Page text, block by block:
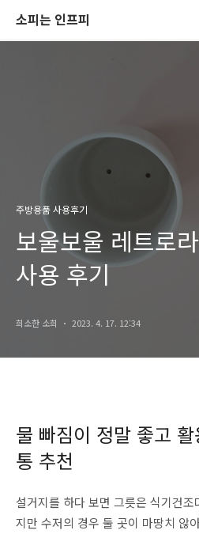
소피는 인프피
주방용품 사용후기
보울보울 레트로
사용 후기
희소한 소희 2023. 4. 17. 12:34
물 빠짐이 정말 좋고
통 추천
설거지를 하다 보면 그릇은 식기건
지만 수저의 경우 둘 곳이 마땅치 않